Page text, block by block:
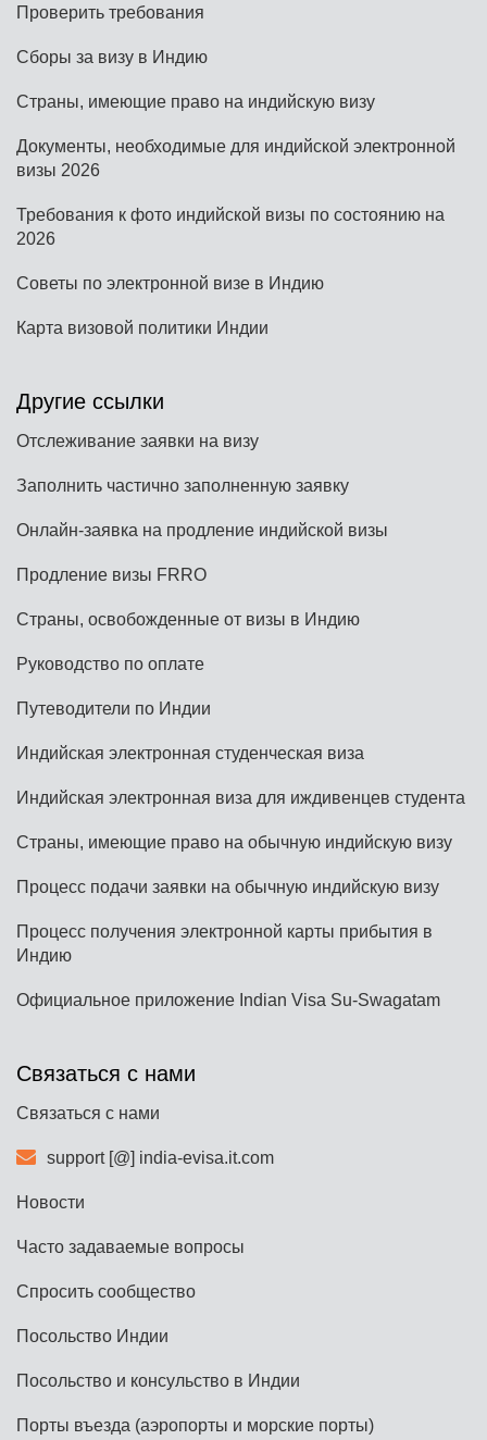
Проверить требования
Сборы за визу в Индию
Страны, имеющие право на индийскую визу
Документы, необходимые для индийской электронной
визы 2026
Требования к фото индийской визы по состоянию на
2026
Советы по электронной визе в Индию
Карта визовой политики Индии
Другие ссылки
Отслеживание заявки на визу
Заполнить частично заполненную заявку
Онлайн-заявка на продление индийской визы
Продление визы FRRO
Страны, освобожденные от визы в Индию
Руководство по оплате
Путеводители по Индии
Индийская электронная студенческая виза
Индийская электронная виза для иждивенцев студента
Страны, имеющие право на обычную индийскую визу
Процесс подачи заявки на обычную индийскую визу
Процесс получения электронной карты прибытия в
Индию
Официальное приложение Indian Visa Su-Swagatam
Связаться с нами
Связаться с нами
support [@] india-evisa.it.com
Новости
Часто задаваемые вопросы
Спросить сообщество
Посольство Индии
Посольство и консульство в Индии
Порты въезда (аэропорты и морские порты)